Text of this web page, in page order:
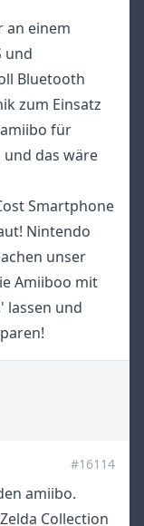
an einem
und
Bluetooth
zum Einsatz
für
das wäre
Smartphone
Nintendo
unser
Amiiboo mit
lassen und
#16114
amiibo.
Collection